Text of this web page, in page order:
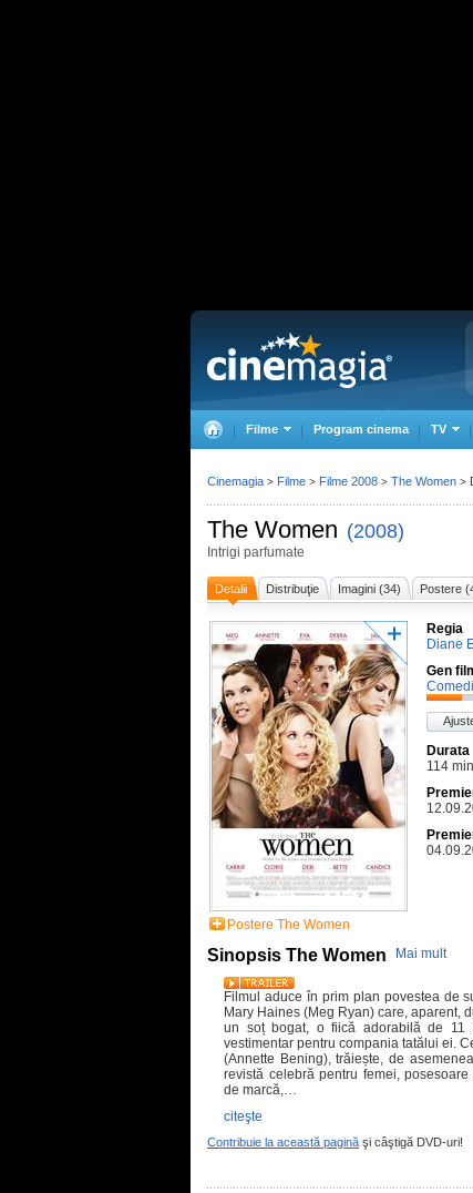
Filme Program cinema TV
The Women (2008)
Intrigi parfumate
Detalii Distribuţie Imagini (34) Postere
Postere The Women
Regia
Diane
Gen
Durata
114
Sinopsis The Women Mai mult
Filmul aduce în prim plan povestea de
Mary Haines (Meg Ryan) care, aparent,
un soț bogat, o fiică adorabilă de
vestimentar pentru compania tatălui ei.
(Annette Bening), trăiește, de
revistă celebră pentru femei,
de marcă,…
citeşte
Contribuie la această pagină şi câştigă DVD-uri!
Cinemagia > Filme > Filme 2008 > The Women >